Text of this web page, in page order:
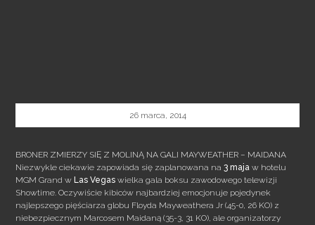
26 marca, 2014
BRONER ZMIERZY SIĘ Z MOLINĄ NA GALI MAYWEATHER – MAIDANA
Niezwykle ciekawie zapowiada się zaplanowana na3 majaw hotelu
MGM Grand w Las Vegas wielka gala boksu zawodowego telewizji
Showtime. Oczywiście kibiców najbardziej emocjonuje pojedynek
najlepszego pięściarza globu Floyda Mayweathera Jr (45-0, 26 KO) z
niebezpiecznym Marcosem Maidaną (35-3, 31 KO), ale organizatorzy